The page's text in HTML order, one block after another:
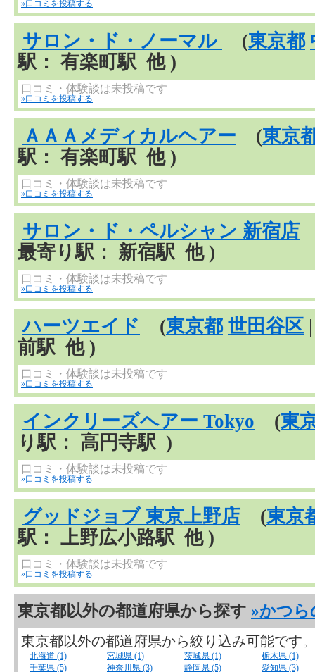
»口コミを投稿する
サロン・ド・ノーマル (東京都
駅： 有楽町駅 他 )
口コミ・体験談は未投稿です
»口コミを投稿する
ＡＡＡメディカルヘアー (東京
駅： 有楽町駅 他 )
口コミ・体験談は未投稿です
»口コミを投稿する
サロン・ド・ペルシャン 新宿店
最寄り駅： 新宿駅 他 )
口コミ・体験談は未投稿です
»口コミを投稿する
ハーツエイド (東京都 世田谷区
前駅 他 )
口コミ・体験談は未投稿です
»口コミを投稿する
インクリーズヘアー Tokyo (東
り駅： 高円寺駅 )
口コミ・体験談は未投稿です
»口コミを投稿する
グッドジョブ 東京上野店 (東京
駅： 上野広小路駅 他 )
口コミ・体験談は未投稿です
»口コミを投稿する
東京都以外の都道府県から探す »かつら
東京都以外の都道府県から絞り込み可能です
北海道 (1) 宮城県 (1) 茨城県 (1)
栃木県 (1)
千葉県 (5)
神奈川県 (3) 静岡県 (5) 愛知県 (3)